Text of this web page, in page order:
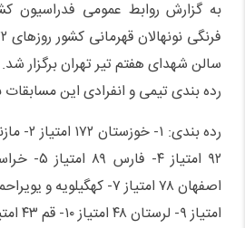
به گزارش روابط عمومی فدراسیون
سالن شهدای هفتم تیر تهران برگزار شد.
رده بندی تیمی و انفرادی این
امتیاز ۹- لرستان ۴۸ امتیاز ۱۰- قم ۴۳ امتیاز